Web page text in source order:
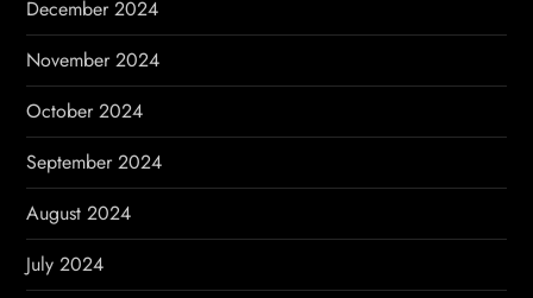
December 2024
November 2024
October 2024
September 2024
August 2024
July 2024